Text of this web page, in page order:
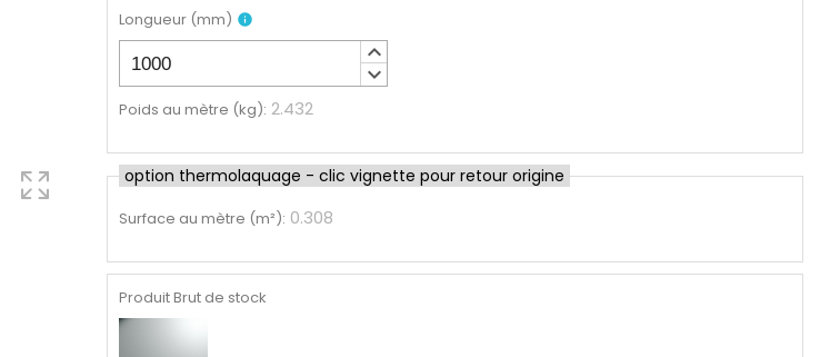
Longueur (mm) info
keyboard_arrow_up
keyboard_arrow_down
Poids au mètre (kg): 2.432
option thermolaquage - clic vignette pour retour origine
Surface au mètre (m²): 0.308
Produit Brut de stock